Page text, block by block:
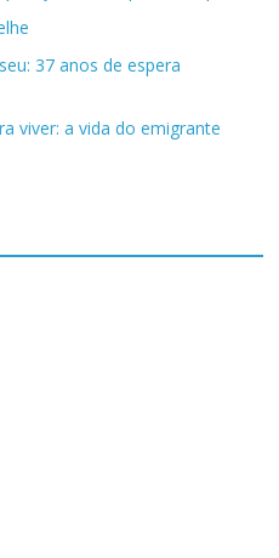
37 anos de espera
viver: a vida do emigrante